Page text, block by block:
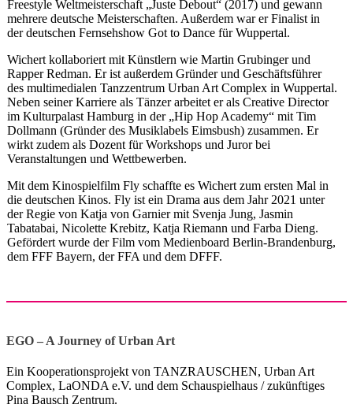
Freestyle Weltmeisterschaft „Juste Debout“ (2017) und gewann
mehrere deutsche Meisterschaften. Außerdem war er Finalist in
der deutschen Fernsehshow Got to Dance für Wuppertal.
Wichert kollaboriert mit Künstlern wie Martin Grubinger und
Rapper Redman. Er ist außerdem Gründer und Geschäftsführer
des multimedialen Tanzzentrum Urban Art Complex in Wuppertal.
Neben seiner Karriere als Tänzer arbeitet er als Creative Director
im Kulturpalast Hamburg in der „Hip Hop Academy“ mit Tim
Dollmann (Gründer des Musiklabels Eimsbush) zusammen. Er
wirkt zudem als Dozent für Workshops und Juror bei
Veranstaltungen und Wettbewerben.
Mit dem Kinospielfilm Fly schaffte es Wichert zum ersten Mal in
die deutschen Kinos. Fly ist ein Drama aus dem Jahr 2021 unter
der Regie von Katja von Garnier mit Svenja Jung, Jasmin
Tabatabai, Nicolette Krebitz, Katja Riemann und Farba Dieng.
Gefördert wurde der Film vom Medienboard Berlin-Brandenburg,
dem FFF Bayern, der FFA und dem DFFF.
EGO – A Journey of Urban Art
Ein Kooperationsprojekt von TANZRAUSCHEN, Urban Art
Complex, LaONDA e.V. und dem Schauspielhaus / zukünftiges
Pina Bausch Zentrum.